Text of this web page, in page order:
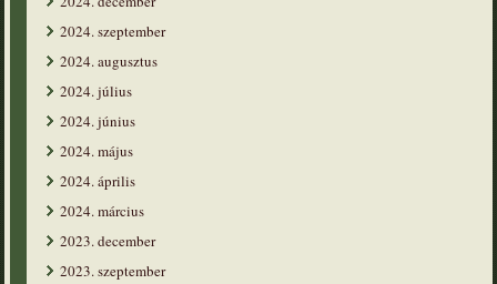
2024. szeptember
2024. augusztus
2024. július
2024. június
2024. május
2024. április
2024. március
2023. december
2023. szeptember